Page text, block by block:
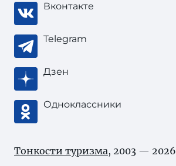
Вконтакте
Telegram
Дзен
Одноклассники
Тонкости туризма, 2003 — 2026